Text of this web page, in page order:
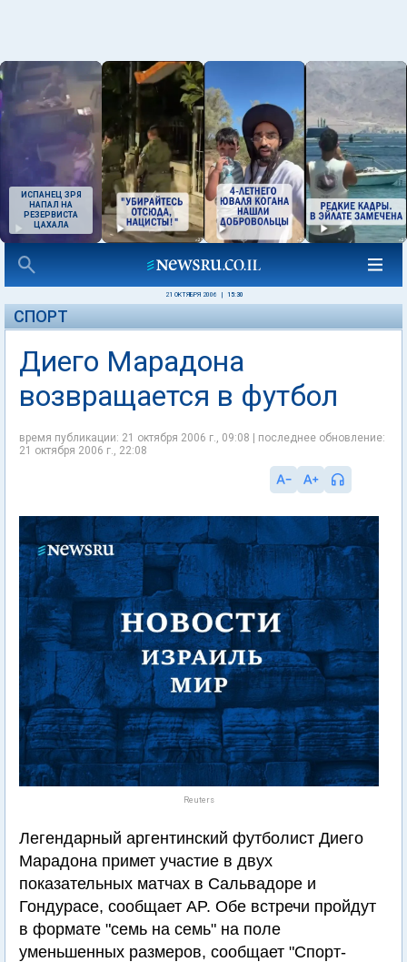
ИСПАНЕЦ ЗРЯ
НАПАЛ НА
РЕЗЕРВИСТА
ЦАХАЛА
21 ОКТЯБРЯ 2006 15:30
СПОРТ
Диего Марадона
возвращается в футбол
время публикации: 21 октября 2006 г., 09:08 | последнее обновление:
21 октября 2006 г., 22:08
Reuters
Легендарный аргентинский футболист Диего
Марадона примет участие в двух
показательных матчах в Сальвадоре и
Гондурасе, сообщает AP. Обе встречи пройдут
в формате "семь на семь" на поле
уменьшенных размеров, сообщает "Спорт-